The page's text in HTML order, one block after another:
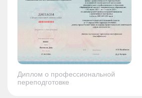
Диплом о профессиональной
переподготовке